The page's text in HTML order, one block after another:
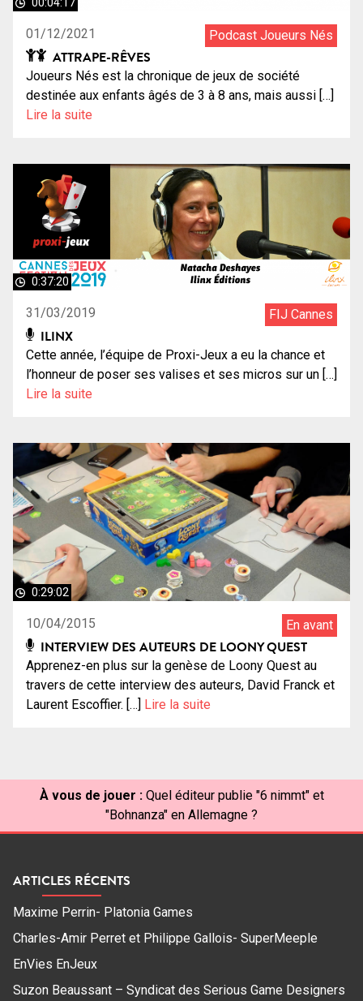
00:04:17
01/12/2021 Podcast Joueurs Nés
ATTRAPE-RÊVES
Joueurs Nés est la chronique de jeux de société
destinée aux enfants âgés de 3 à 8 ans, mais aussi […]
Lire la suite
0:37:20
31/03/2019 FIJ Cannes
ILINX
Cette année, l’équipe de Proxi-Jeux a eu la chance et
l’honneur de poser ses valises et ses micros sur un […]
Lire la suite
0:29:02
10/04/2015 En avant
INTERVIEW DES AUTEURS DE LOONY QUEST
Apprenez-en plus sur la genèse de Loony Quest au
travers de cette interview des auteurs, David Franck et
Laurent Escoffier. […] Lire la suite
À vous de jouer : Quel éditeur publie "6 nimmt" et
"Bohnanza" en Allemagne ?
ARTICLES RÉCENTS
Maxime Perrin- Platonia Games
Charles-Amir Perret et Philippe Gallois- SuperMeeple
EnVies EnJeux
Suzon Beaussant – Syndicat des Serious Game Designers